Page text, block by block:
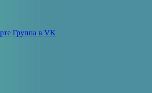
Группа в VK